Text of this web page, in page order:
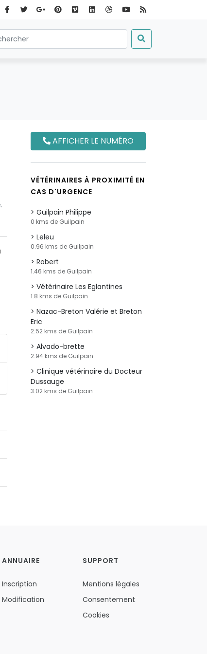
AFFICHER LE NUMÉRO
VÉTÉRINAIRES À PROXIMITÉ EN
CAS D'URGENCE
Guilpain Philippe
0 kms de Guilpain
Leleu
0.96 kms de Guilpain
Robert
1.46 kms de Guilpain
Vétérinaire Les Eglantines
1.8 kms de Guilpain
Nazac-Breton Valérie et Breton
Eric
2.52 kms de Guilpain
Alvado-brette
2.94 kms de Guilpain
Clinique vétérinaire du Docteur
Dussauge
3.02 kms de Guilpain
ANNUAIRE
Inscription
Modification
SUPPORT
Mentions légales
Consentement
Cookies